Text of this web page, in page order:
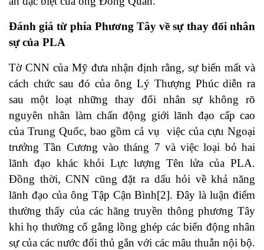
Đánh giá từ phía Phương Tây về sự thay đổi nhân
sự của PLA
Tờ CNN của Mỹ đưa nhận định rằng, sự biến mất và
cách chức sau đó của ông Lý Thượng Phúc diễn ra
sau một loạt những thay đổi nhân sự không rõ
nguyên nhân làm chấn động giới lãnh đạo cấp cao
của Trung Quốc, bao gồm cả vụ việc của cựu Ngoại
trưởng Tần Cương vào tháng 7 và việc loại bỏ hai
lãnh đạo khác khỏi Lực lượng Tên lửa của PLA.
Đồng thời, CNN cũng đặt ra dấu hỏi về khả năng
lãnh đạo của ông Tập Cận Bình[2]. Đây là luận điểm
thường thấy của các hãng truyền thông phương Tây
khi họ thường cố gắng lồng ghép các biến động nhân
sự của các nước đối thủ gắn với các mâu thuẫn nội bộ.